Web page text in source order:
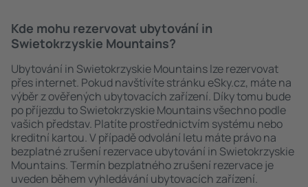
Kde mohu rezervovat ubytování in
Swietokrzyskie Mountains?
Ubytování in Swietokrzyskie Mountains lze rezervovat
přes internet. Pokud navštívíte stránku eSky.cz, máte na
výběr z ověřených ubytovacích zařízení. Díky tomu bude
po příjezdu to Swietokrzyskie Mountains všechno podle
vašich představ. Platíte prostřednictvím systému nebo
kreditní kartou. V případě odvolání letu máte právo na
bezplatné zrušení rezervace ubytování in Swietokrzyskie
Mountains. Termín bezplatného zrušení rezervace je
uveden během vyhledávání ubytovacích zařízení.